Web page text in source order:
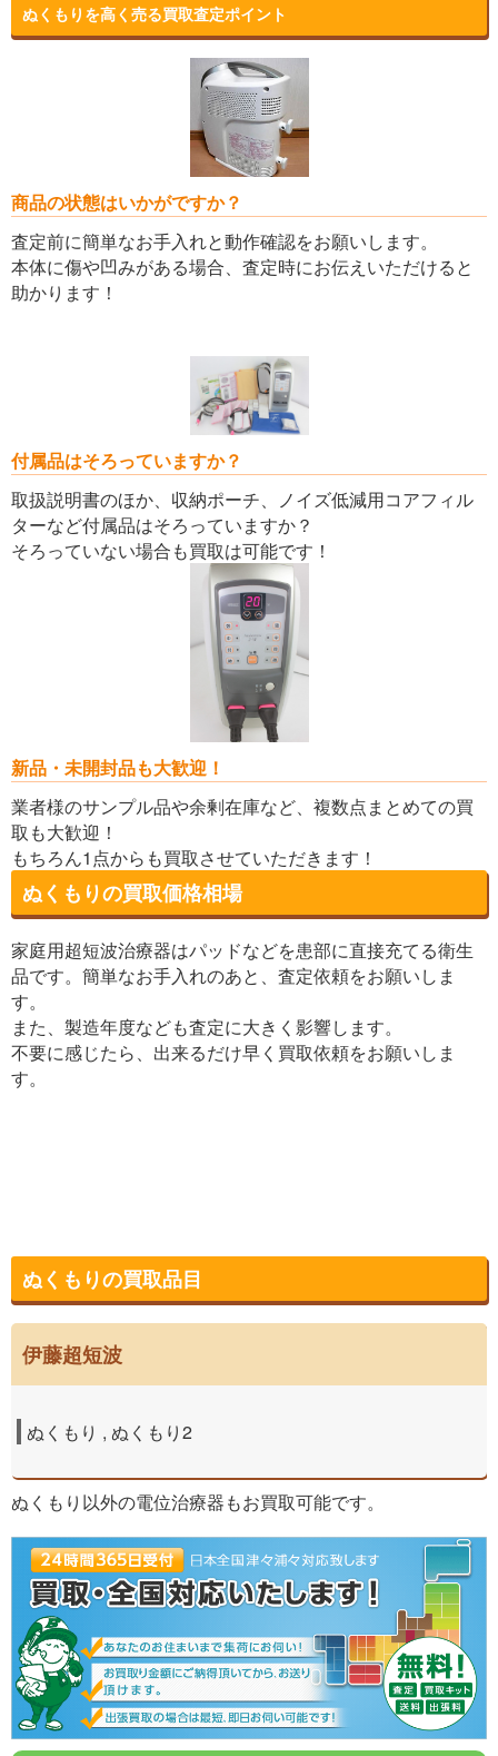
ぬくもりを高く売る買取査定ポイント
商品の状態はいかがですか？
査定前に簡単なお手入れと動作確認をお願いします。
本体に傷や凹みがある場合、査定時にお伝えいただけると
助かります！
付属品はそろっていますか？
取扱説明書のほか、収納ポーチ、ノイズ低減用コアフィル
ターなど付属品はそろっていますか？
そろっていない場合も買取は可能です！
新品・未開封品も大歓迎！
業者様のサンプル品や余剰在庫など、複数点まとめての買
取も大歓迎！
もちろん1点からも買取させていただきます！
ぬくもりの買取価格相場
家庭用超短波治療器はパッドなどを患部に直接充てる衛生
品です。簡単なお手入れのあと、査定依頼をお願いしま
す。
また、製造年度なども査定に大きく影響します。
不要に感じたら、出来るだけ早く買取依頼をお願いしま
す。
ぬくもりの買取品目
伊藤超短波
ぬくもり , ぬくもり2
ぬくもり以外の電位治療器もお買取可能です。